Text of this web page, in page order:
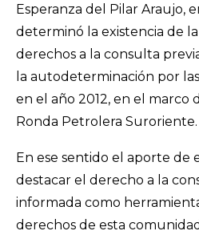
Esperanza del Pilar Araujo,
determinó la existencia de
derechos a la consulta
la autodeterminación por
en el año 2012, en el marco
Ronda Petrolera Suroriente.
En ese sentido el aporte de
destacar el derecho a la
informada como
derechos de esta